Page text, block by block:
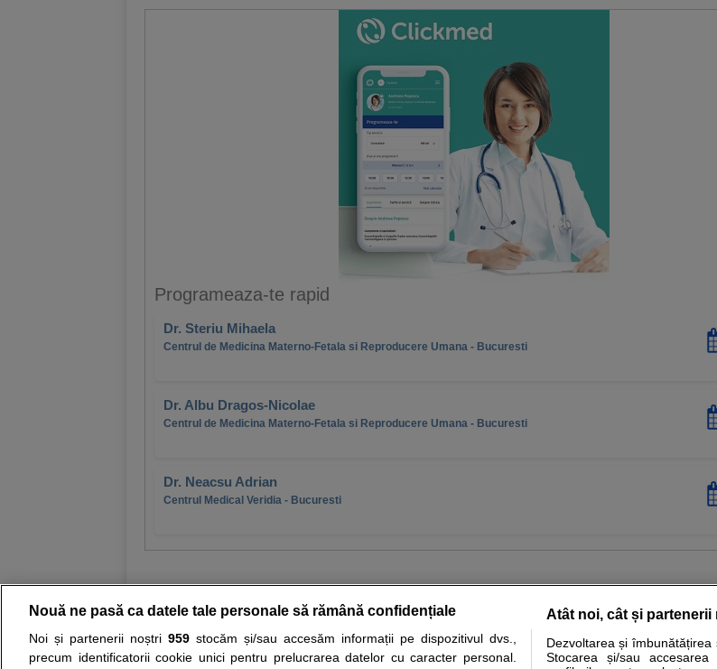
Programeaza-te rapid
Dr. Steriu Mihaela
Centrul de Medicina Materno-Fetala si Reproducere Umana - Bucuresti
Dr. Albu Dragos-Nicolae
Centrul de Medicina Materno-Fetala si Reproducere Umana - Bucuresti
Dr. Neacsu Adrian
Centrul Medical Veridia - Bucuresti
Resurse: Autoevaluare simptome Interpretare analize Specialitati medicale Boli si afectiuni
Nouă ne pasă ca datele tale personale să rămână confidențiale
Noi și partenerii noștri 959stocăm și/sau accesăm informații pe dispozitivul dvs.,
precum identificatorii cookie unici pentru prelucrarea datelor cu caracter personal.
Atât noi, cât și
Dezvoltarea și
Stocarea și/sau